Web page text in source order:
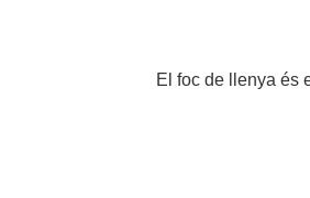
El foc de llenya és